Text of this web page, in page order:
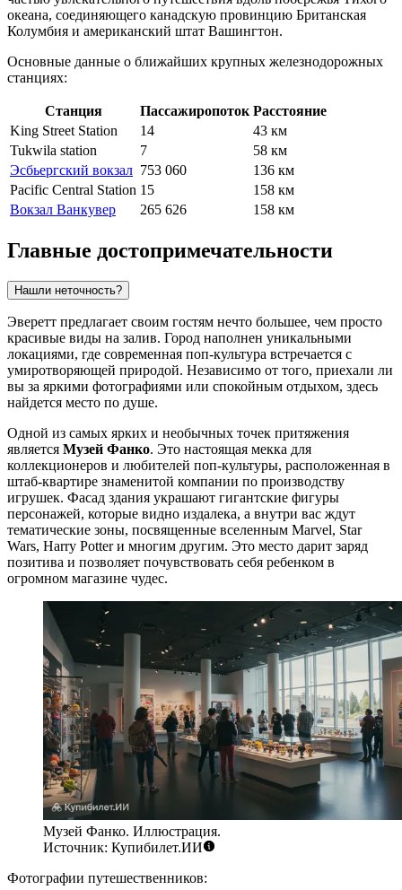
океана, соединяющего канадскую провинцию Британская
Колумбия и американский штат Вашингтон.
Основные данные о ближайших крупных железнодорожных
станциях:
Станция Пассажиропоток Расстояние
King Street Station
14
43 км
Tukwila station
7
58 км
Эсбьергский вокзал 753 060
136 км
Pacific Central Station 15
158 км
Вокзал Ванкувер
265 626 158 км
Главные достопримечательности
Нашли неточность?
Эверетт предлагает своим гостям нечто большее, чем просто
красивые виды на залив. Город наполнен уникальными
локациями, где современная поп-культура встречается с
умиротворяющей природой. Независимо от того, приехали ли
вы за яркими фотографиями или спокойным отдыхом, здесь
найдется место по душе.
Одной из самых ярких и необычных точек притяжения
является Музей Фанко. Это настоящая мекка для
коллекционеров и любителей поп-культуры, расположенная в
штаб-квартире знаменитой компании по производству
игрушек. Фасад здания украшают гигантские фигуры
персонажей, которые видно издалека, а внутри вас ждут
тематические зоны, посвященные вселенным Marvel, Star
Wars, Harry Potter и многим другим. Это место дарит заряд
позитива и позволяет почувствовать себя ребенком в
огромном магазине чудес.
Музей Фанко. Иллюстрация.
Источник: Купибилет.ИИ
Фотографии путешественников: